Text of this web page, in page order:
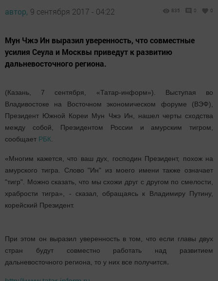
автор, 9 сентября 2017 - 04:22 835 0 0
Мун Чжэ Ин выразил уверенность, что совместные
усилия Сеула и Москвы приведут к развитию
дальневосточного региона.
(Казань, 7 сентября, «Татар-информ»). Выступая во
Владивостоке на Восточном экономическом форуме (ВЭФ),
Президент Южной Кореи Мун Чжэ Ин, нашел черты сходства
между собой, Президентом России и амурским тигром,
сообщает РБК.
«Многим кажется, что ваш дух, господин Президент, похож на
амурского тигра. Слово "Ин" из моего имени также означает
"тигр". Можно сказать, что мы схожи друг с другом по смелости,
храбрости тигра», - сказал, обращаясь к Владимиру Путину,
корейский Президент.
При этом он выразил уверенность в том, что если главы двух
стран будут совместно работать над развитием
дальневосточного региона, то у них все получится.